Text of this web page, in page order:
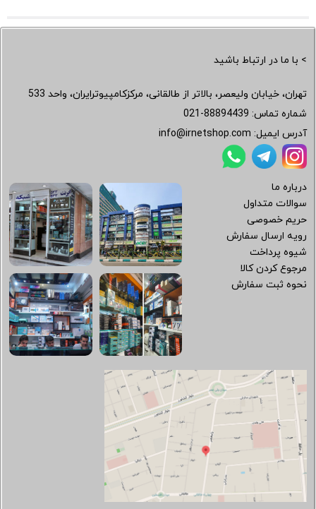
> با ما در ارتباط باشید
تهران، خیابان ولیعصر، بالاتر از طالقانی، مرکزکامپیوترایران، واحد 533
شماره تماس: 021-88894439
آدرس ایمیل: info@irnetshop.com
درباره ما
سوالات متداول
حریم خصوصی
رویه ارسال سفارش
شیوه پرداخت
مرجوع کردن کالا
نحوه ثبت سفارش